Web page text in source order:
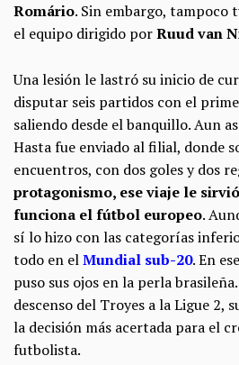
Romário. Sin embargo, tampoco
el equipo dirigido porRuud van
Una lesión le lastró su inicio de
disputar seis partidos con el
saliendo desde el banquillo. Aun
Hasta fue enviado al filial, donde
encuentros, con dos goles y dos
protagonismo, ese viaje le
funciona el fútbol europeo.
sí lo hizo con las categorías
todo en elMundial sub-20. En
puso sus ojos en la perla
descenso del Troyes a la Ligue 2,
la decisión más acertada para el
futbolista.